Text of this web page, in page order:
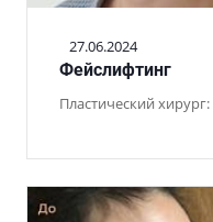
27.06.2024
Фейслифтинг
Пластический хирург: